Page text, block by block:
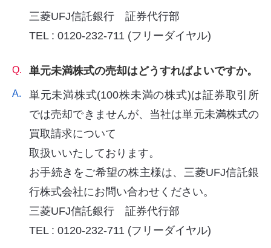
三菱UFJ信託銀行 証券代行部
TEL : 0120-232-711 (フリーダイヤル)
Q. 単元未満株式の売却はどうすればよいですか。
A.
単元未満株式(100株未満の株式)は証券取引所
では売却できませんが、当社は単元未満株式の
買取請求について
取扱いいたしております。
お手続きをご希望の株主様は、三菱UFJ信託銀
行株式会社にお問い合わせください。
三菱UFJ信託銀行 証券代行部
TEL : 0120-232-711 (フリーダイヤル)